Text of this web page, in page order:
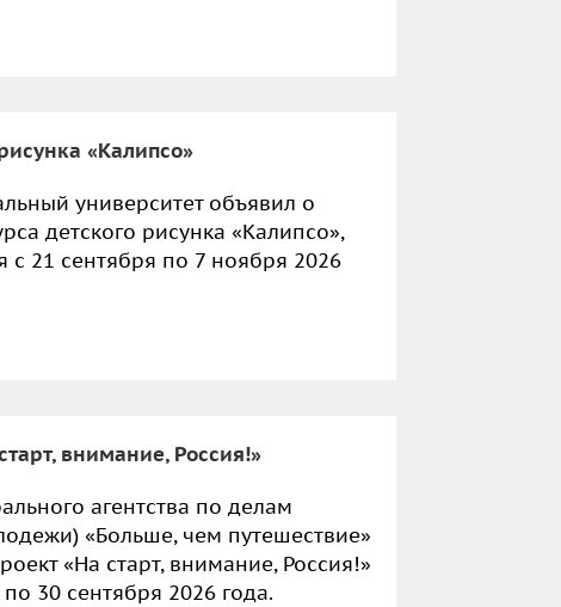
«Калипсо»
университет объявил о
детского рисунка «Калипсо»,
с 21 сентября по 7 ноября 2026
внимание, Россия!»
агентства по делам
«Больше, чем путешествие»
«На старт, внимание, Россия!»
30 сентября 2026 года.